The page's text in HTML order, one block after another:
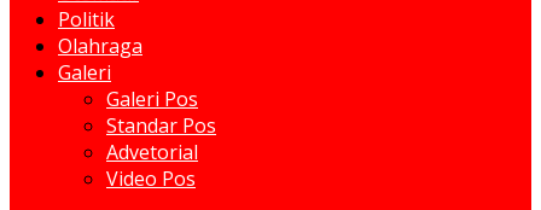
Politik
Olahraga
Galeri
Galeri Pos
Standar Pos
Advetorial
Video Pos